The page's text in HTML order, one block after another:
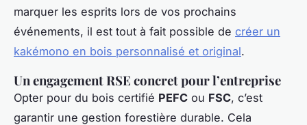
marquer les esprits lors de vos prochains
événements, il est tout à fait possible de créer un
kakémono en bois personnalisé et original.
Un engagement RSE concret pour l’entreprise
Opter pour du bois certifié PEFC ou FSC, c’est
garantir une gestion forestière durable. Cela